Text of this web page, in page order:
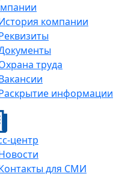
компании
труда
информации
центр
для СМИ